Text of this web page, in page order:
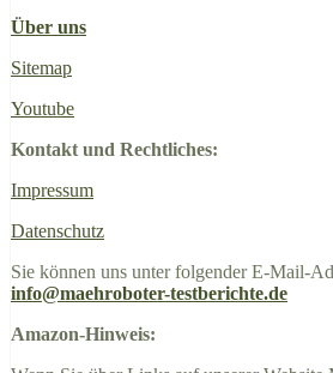
Über uns
Sitemap
Youtube
Kontakt und Rechtliches:
Impressum
Datenschutz
Sie können uns unter folgender E-Mail-
info@maehroboter-testberichte.de
Amazon-Hinweis: